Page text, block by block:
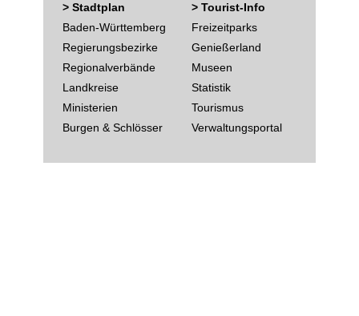
> Stadtplan
Baden-Württemberg
Regierungsbezirke
Regionalverbände
Landkreise
Ministerien
Burgen & Schlösser
> Tourist-Info
Freizeitparks
Genießerland
Museen
Statistik
Tourismus
Verwaltungsportal